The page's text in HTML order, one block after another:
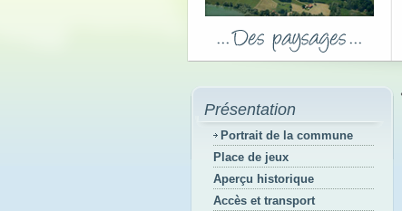
Présentation
Portrait de la commune
Place de jeux
Aperçu historique
Accès et transport